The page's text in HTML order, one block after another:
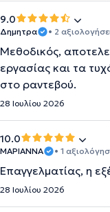
9.0
Δημητρα • 2
Μεθοδικός,
εργασίας και τα
στο ραντεβού.
28 Ιουλίου 2026
10.0
ΜΑΡΙΑΝΝΑ • 1
Επαγγελματίας, η
28 Ιουλίου 2026